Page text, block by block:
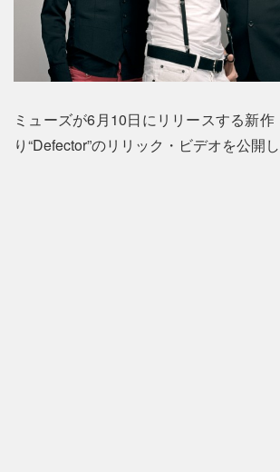
ミューズが6月10日にリリースする新作
り“Defector”のリリック・ビデオを公開し